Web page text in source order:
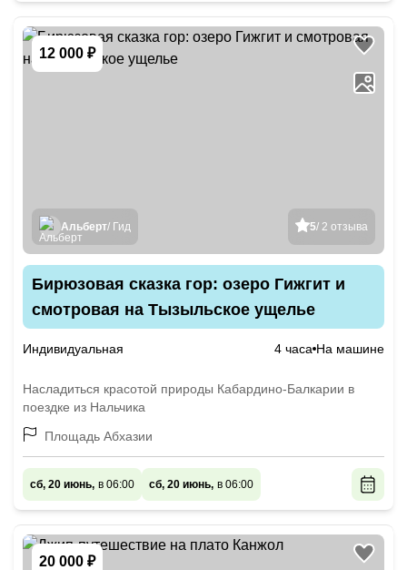
12 000 ₽
5/ 2 отзыва
Альберт/ Гид
Бирюзовая сказка гор: озеро Гижгит и
смотровая на Тызыльское ущелье
Индивидуальная 4 часа На машине
Насладиться красотой природы Кабардино-Балкарии в
поездке из Нальчика
Площадь Абхазии
сб, 20 июнь, в 06:00 сб, 20 июнь, в 06:00
20 000 ₽